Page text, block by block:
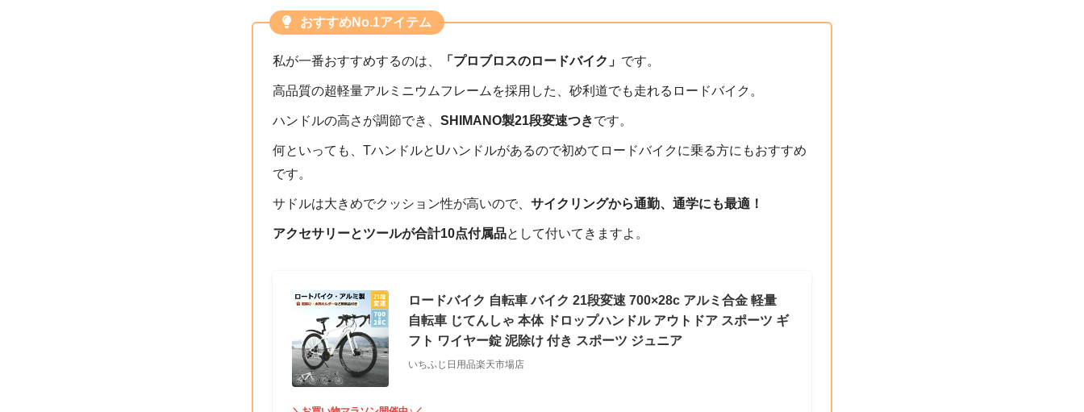
おすすめNo.1アイテム
私が一番おすすめするのは、 「プロブロスのロードバイク」 です。
高品質の超軽量アルミニウムフレームを採用した、砂利道でも走れるロードバイク。
ハンドルの高さが調節でき、 SHIMANO製21段変速つきです。
何といっても、TハンドルとUハンドルがあるので初めてロードバイクに乗る方にもおすすめ
です。
サドルは大きめでクッション性が高いので、 サイクリングから通勤、通学にも最適！
アクセサリーとツールが合計10点付属品として付いてきますよ。
ロードバイク 自転車 バイク 21段変速 700×28c アルミ合金 軽量
自転車 じてんしゃ 本体 ドロップハンドル アウトドア スポーツ ギ
フト ワイヤー錠 泥除け 付き スポーツ ジュニア
いちふじ日用品楽天市場店